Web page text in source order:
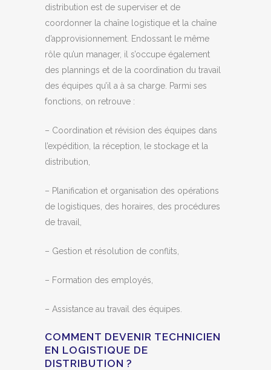
distribution est de superviser et de
coordonner la chaîne logistique et la chaîne
d’approvisionnement. Endossant le même
rôle qu’un manager, il s’occupe également
des plannings et de la coordination du travail
des équipes qu’il a à sa charge. Parmi ses
fonctions, on retrouve :
– Coordination et révision des équipes dans
l’expédition, la réception, le stockage et la
distribution,
– Planification et organisation des opérations
de logistiques, des horaires, des procédures
de travail,
– Gestion et résolution de conflits,
– Formation des employés,
– Assistance au travail des équipes.
COMMENT DEVENIR TECHNICIEN
EN LOGISTIQUE DE
DISTRIBUTION ?